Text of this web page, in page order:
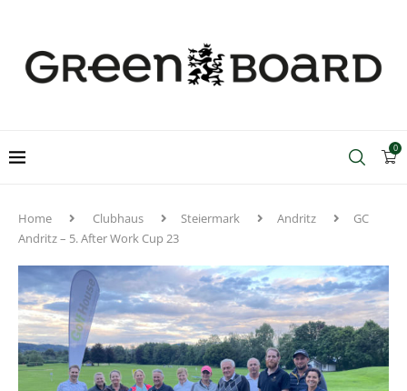
0
Home Clubhaus Steiermark Andritz
GC
Andritz – 5. After Work Cup 23